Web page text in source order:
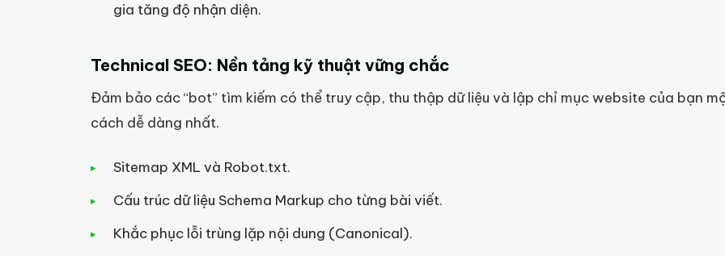
gia tăng độ nhận diện.
Technical SEO: Nền tảng kỹ thuật vững chắc
Đảm bảo các “bot” tìm kiếm có thể truy cập, thu thập dữ liệu và lập chỉ mục website của bạn
cách dễ dàng nhất.
Sitemap XML và Robot.txt.
Cấu trúc dữ liệu Schema Markup cho từng bài viết.
Khắc phục lỗi trùng lặp nội dung (Canonical).